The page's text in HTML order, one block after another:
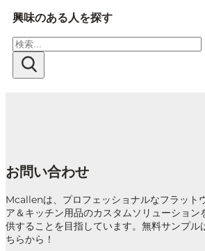
興味のある人を探す
検
索
お問い合わせ
Mcallenは、プロフェッショナルなフラット
ア＆キッチン用品のカスタムソリューション
供することを目指しています。無料サンプル
ちらから！